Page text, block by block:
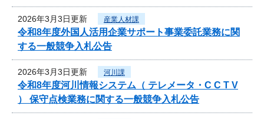
2026年3月3日更新 産業人材課
令和8年度外国人活用企業サポート事業委託業務に関
する一般競争入札公告
2026年3月3日更新 河川課
令和8年度河川情報システム（ テレメータ・C C T V
） 保守点検業務に関する一般競争入札公告